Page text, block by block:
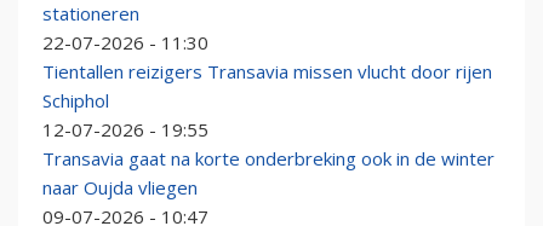
stationeren
22-07-2026 - 11:30
Tientallen reizigers Transavia missen vlucht door rijen
Schiphol
12-07-2026 - 19:55
Transavia gaat na korte onderbreking ook in de winter
naar Oujda vliegen
09-07-2026 - 10:47